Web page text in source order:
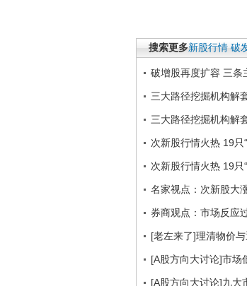
搜索更多新股行情 破
破增股再度扩容 三条
三大路径挖掘机构解
三大路径挖掘机构解
次新股行情火热 19只
次新股行情火热 19只
名家视点：次新股大
券商观点：市场反应
[老左来了]理清物价
[A股方向大讨论]市场
[A股方向大讨论]九大